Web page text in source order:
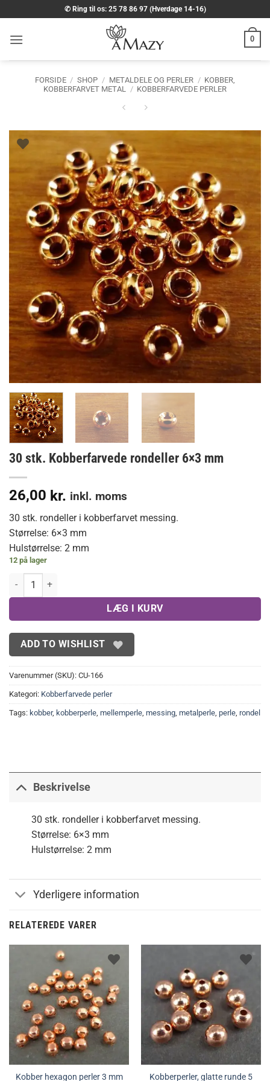
til
indhold
✆ Ring til os: 25 78 86 97 (Hverdage 14-16)
0
FORSIDE / SHOP / METALDELE OG PERLER / KOBBER,
KOBBERFARVET METAL / KOBBERFARVEDE PERLER
30 stk. Kobberfarvede rondeller 6×3 mm
26,00 kr. inkl. moms
30 stk. rondeller i kobberfarvet messing.
Størrelse: 6×3 mm
Hulstørrelse: 2 mm
12 på lager
30 stk. Kobberfarvede rondeller 6x3 mm antal
LÆG I KURV
ADD TO WISHLIST
Varenummer (SKU): CU-166
Kategori: Kobberfarvede perler
Tags: kobber, kobberperle mellemperle messing metalperle perle rondel
Beskrivelse
30 stk. rondeller i kobberfarvet messing.
Størrelse: 6×3 mm
Hulstørrelse: 2 mm
Yderligere information
RELATEREDE VARER
Kobber hexagon perler 3 mm Kobberperler, glatte runde 5